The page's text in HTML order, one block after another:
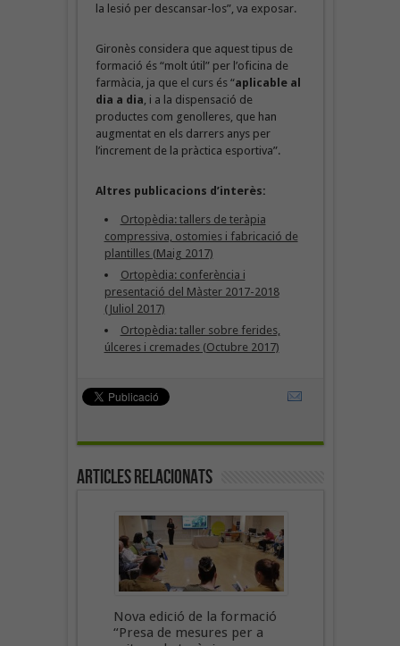
la lesió per descansar-los”, va exposar.
Gironès considera que aquest tipus de
formació és “molt útil” per l’oficina de
farmàcia, ja que el curs és “aplicable al
dia a dia, i a la dispensació de
productes com genolleres, que han
augmentat en els darrers anys per
l’increment de la pràctica esportiva”.
Altres publicacions d’interès:
Ortopèdia: tallers de teràpia
compressiva, ostomies i fabricació de
plantilles (Maig 2017)
Ortopèdia: conferència i
presentació del Màster 2017-2018
(Juliol 2017)
Ortopèdia: taller sobre ferides,
úlceres i cremades (Octubre 2017)
Articles Relacionats
Nova edició de la formació
“Presa de mesures per a